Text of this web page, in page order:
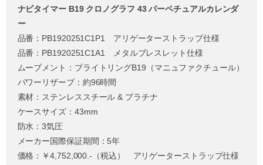
ナビタイマー B19 クロノグラフ 43 パーペチュアルカレンダ
ー
品番：PB1920251C1P1 アリゲーターストラップ仕様
品番：PB1920251C1A1 メタルブレスレット仕様
ムーブメント：ブライトリングB19（マニュファクチュール）
パワーリザーブ：約96時間
素材：ステンレススチール & プラチナ
ケースサイズ：43mm
防水：3気圧
メーカー国際保証期間：5年
価格：￥4,752,000.-（税込） アリゲーターストラップ仕様